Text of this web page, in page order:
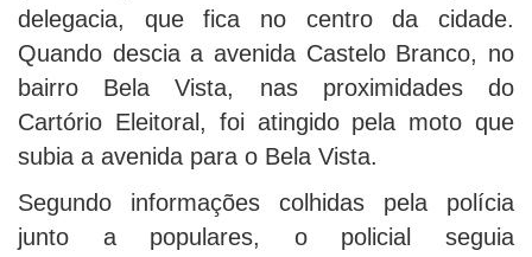
delegacia, que fica no centro da cidade.
Quando descia a avenida Castelo Branco, no
bairro Bela Vista, nas proximidades do
Cartório Eleitoral, foi atingido pela moto que
subia a avenida para o Bela Vista.
Segundo informações colhidas pela polícia
junto a populares, o policial seguia